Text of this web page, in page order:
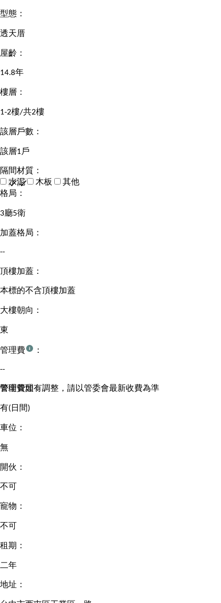
型態：
透天厝
屋齡：
14.8年
樓層：
1-2樓/共2樓
該層戶數：
該層1戶
隔間材質：
水泥
木板
其他
格局：
3廳5衛
加蓋格局：
--
頂樓加蓋：
本標的不含頂樓加蓋
大樓朝向：
東
管理費 ：
--
管理費如有調整，請以管委會最新收費為準
警衛管理：
有(日間)
車位：
無
開伙：
不可
寵物：
不可
租期：
二年
地址：